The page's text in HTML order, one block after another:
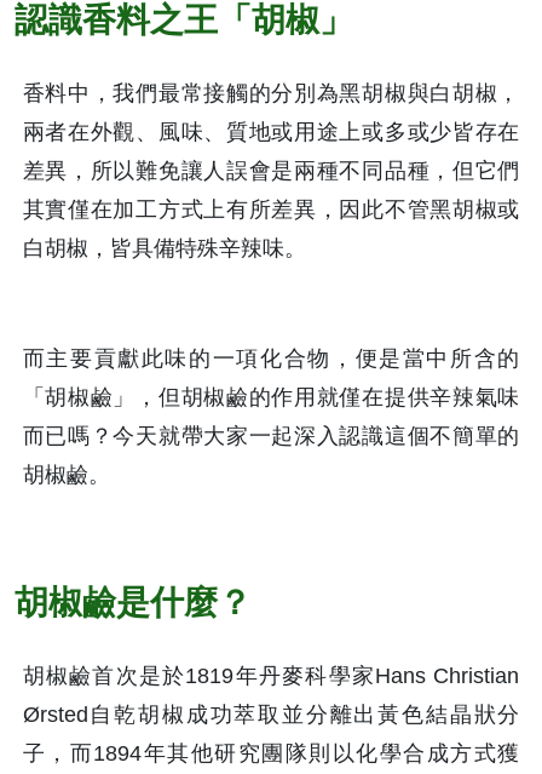
認識香料之王「胡椒」
香料中，我們最常接觸的分別為黑胡椒與白胡椒，
兩者在外觀、風味、質地或用途上或多或少皆存在
差異，所以難免讓人誤會是兩種不同品種，但它們
其實僅在加工方式上有所差異，因此不管黑胡椒或
白胡椒，皆具備特殊辛辣味。
而主要貢獻此味的一項化合物，便是當中所含的
「胡椒鹼」，但胡椒鹼的作用就僅在提供辛辣氣味
而已嗎？今天就帶大家一起深入認識這個不簡單的
胡椒鹼。
胡椒鹼是什麼？
胡椒鹼首次是於1819年丹麥科學家Hans Christian
Ørsted自乾胡椒成功萃取並分離出黃色結晶狀分
子，而1894年其他研究團隊則以化學合成方式獲